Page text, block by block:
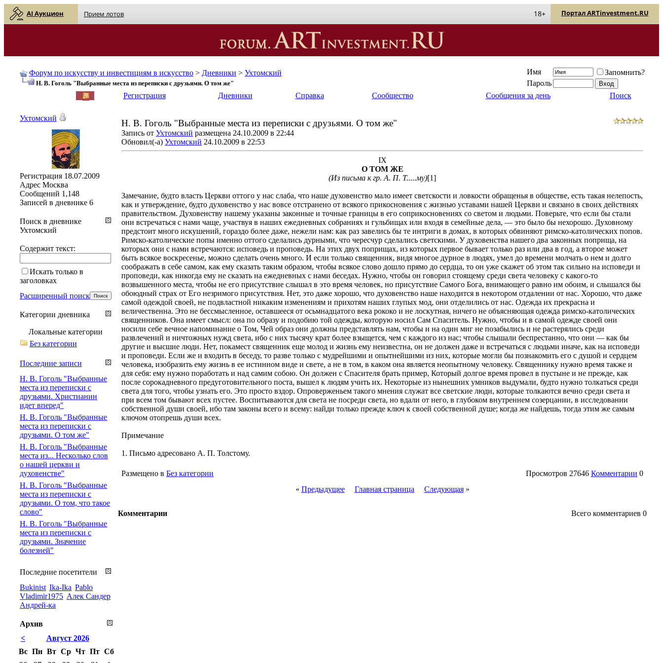
AI Аукцион Прием лотов Портал ARTinvestment.RU
18+
Форум по искусству и инвестициям в искусство > Дневники > Ухтомский
Н. В. Гоголь "Выбранные места из переписки с друзьями. О том же"
Имя
Запомнить?
Пароль
Регистрация Дневники Справка Сообщество Сообщения за день Поиск
Н. В. Гоголь "Выбранные места из переписки с друзьями. О том же"
Запись от Ухтомский размещена 24.10.2009 в 22:44
Обновил(-а) Ухтомский 24.10.2009 в 22:53
IX
О ТОМ ЖЕ
(Из письма к гр. А. П. Т.....му)[1]
Замечание, будто власть Церкви оттого у нас слаба, что наше духовенство мало имеет светскости и ловкости обращенья в обществе, есть такая нелепость,
как и утверждение, будто духовенство у нас вовсе отстранено от всякого прикосновения с жизнью уставами нашей Церкви и связано в своих действиях
правительством. Духовенству нашему указаны законные и точные границы в его соприкосновениях со светом и людьми. Поверьте, что если бы стали
они встречаться с нами чаще, участвуя в наших ежедневных собраниях и гульбищах или входя в семейные дела, — это было бы нехорошо. Духовному
предстоит много искушений, гораздо более даже, нежели нам: как раз завелись бы те интриги в домах, в которых обвиняют римско-католических попов.
Римско-католические попы именно оттого сделались дурными, что чересчур сделались светскими. У духовенства нашего два законных поприща, на
которых они с нами встречаются: исповедь и проповедь. На этих двух поприщах, из которых первое бывает только раз или два в год, а второе может
быть всякое воскресенье, можно сделать очень много. И если только священник, видя многое дурное в людях, умел до времени молчать о нем и долго
соображать в себе самом, как ему сказать таким образом, чтобы всякое слово дошло прямо до сердца, то он уже скажет об этом так сильно на исповеди и
проповеди, как никогда ему не сказать на ежедневных с нами беседах. Нужно, чтобы он говорил стоящему среди света человеку с какого-то
возвышенного места, чтобы не его присутствие слышал в это время человек, но присутствие Самого Бога, внимающего равно им обоим, и слышался бы
обоюдный страх от Его незримого присутствия. Нет, это даже хорошо, что духовенство наше находится в некотором отдалении от нас. Хорошо, что даже
самой одеждой своей, не подвластной никаким изменениям и прихотям наших глупых мод, они отделились от нас. Одежда их прекрасна и
величественна. Это не бессмысленное, оставшееся от осьмнадцатого века рококо и не лоскутная, ничего не объясняющая одежда римско-католических
священников. Она имеет смысл: она по образу и подобию той одежды, которую носил Сам Спаситель. Нужно, чтобы и в самой одежде своей они
носили себе вечное напоминание о Том, Чей образ они должны представлять нам, чтобы и на один миг не позабылись и не растерялись среди
развлечений и ничтожных нужд света, ибо с них тысячу крат более взыщется, чем с каждого из нас; чтобы слышали беспрестанно, что они — как бы
другие и высшие люди. Нет, покамест священник еще молод и жизнь ему неизвестна, он не должен даже и встречаться с людьми иначе, как на исповеди
и проповеди. Если же и входить в беседу, то разве только с мудрейшими и опытнейшими из них, которые могли бы познакомить его с душой и сердцем
человека, изобразить ему жизнь в ее истинном виде и свете, а не в том, в каком она является неопытному человеку. Священнику нужно время также и
для себя: ему нужно поработать и над самим собою. Он должен с Спасителя брать пример, Который долгое время провел в пустыне и не прежде, как
после сорокадневного предуготовительного поста, вышел к людям учить их. Некоторые из нынешних умников выдумали, будто нужно толкаться среди
света для того, чтобы узнать его. Это просто вздор. Опроверженьем такого мнения служат все светские люди, которые толкаются вечно среди света и
при всем том бывают всех пустее. Воспитываются для света не посреди света, но вдали от него, в глубоком внутреннем созерцании, в исследовании
собственной души своей, ибо там законы всего и всему: найди только прежде ключ к своей собственной душе; когда же найдешь, тогда этим же самым
ключом отопрешь души всех.
Примечание
1. Письмо адресовано А. П. Толстому.
Размещено в Без категории Просмотров 27646 Комментарии 0
« Предыдущее Главная страница Следующая»
Всего комментариев 0
Комментарии
Ухтомский
Регистрация 18.07.2009
Адрес Москва
Сообщений 1,148
Записей в дневнике 6
Поиск в дневнике
Ухтомский
Содержит текст:
Искать только в
заголовках
Расширенный поиск
Категории дневника
Локальные категории
Без категории
Последние записи
Н. В. Гоголь "Выбранные
места из переписки с
друзьями. Христианин
идет вперед"
Н. В. Гоголь "Выбранные
места из переписки с
друзьями. О том же"
Н. В. Гоголь "Выбранные
места из... Несколько слов
о нашей церкви и
духовенстве"
Н. В. Гоголь "Выбранные
места из переписки с
друзьями. О том, что такое
слово"
Н. В. Гоголь "Выбранные
места из переписки с
друзьями. Значение
болезней"
Последние посетители
Bukinist Ika-Ika Pablo
Vladimir1975 Алек Сандер
Андрей-ка
Архив
<
Август 2026
Вс Пн Вт Ср Чт Пт Сб